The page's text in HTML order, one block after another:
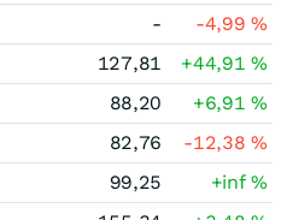
- -4,99%
127,81 +44,91%
88,20 +6,91%
82,76 -12,38%
99,25 +inf%